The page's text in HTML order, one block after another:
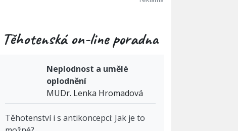
Těhotenská on-line poradna
Neplodnost a umělé
oplodnění
MUDr. Lenka Hromadová
Těhotenství i s antikoncepcí: Jak je to